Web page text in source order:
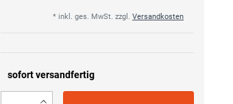
* inkl. ges. MwSt. zzgl. Versandkosten
sofort versandfertig